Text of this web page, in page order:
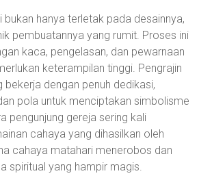
bukan hanya terletak pada desainnya,
pembuatannya yang rumit. Proses ini
kaca, pengelasan, dan pewarnaan
keterampilan tinggi. Pengrajin
dengan penuh dedikasi,
pola untuk menciptakan simbolisme
pengunjung gereja sering kali
cahaya yang dihasilkan oleh
cahaya matahari menerobos dan
spiritual yang hampir magis.